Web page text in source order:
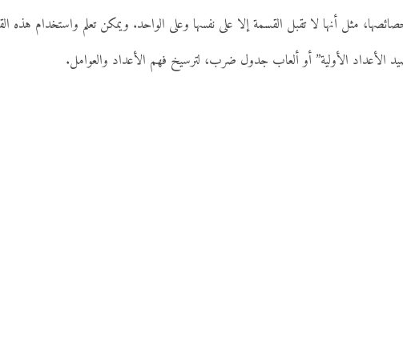
الأعداد الأولية” أو ألعاب جدول ضرب، لترسيخ فهم الأعداد والعوامل.